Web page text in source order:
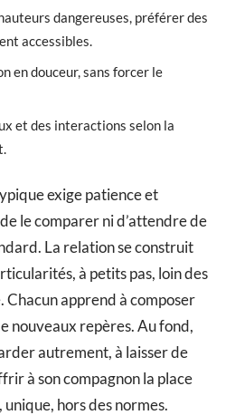
dangereuses, préférer des
accessibles.
en douceur, sans forcer le
et des interactions selon la
exige patience et
le comparer ni d’attendre de
La relation se construit
à petits pas, loin des
Chacun apprend à composer
nouveaux repères. Au fond,
autrement, à laisser de
à son compagnon la place
hors des normes.